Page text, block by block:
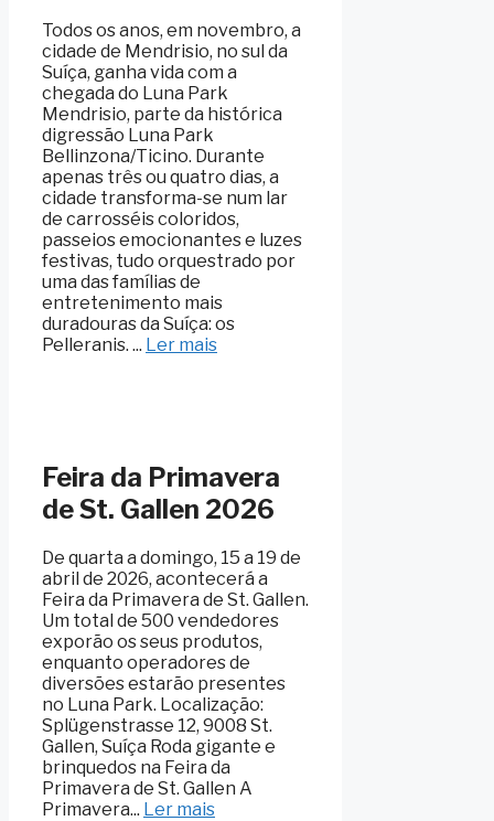
Todos os anos, em novembro, a
cidade de Mendrisio, no sul da
Suíça, ganha vida com a
chegada do Luna Park
Mendrisio, parte da histórica
digressão Luna Park
Bellinzona/Ticino. Durante
apenas três ou quatro dias, a
cidade transforma-se num lar
de carrosséis coloridos,
passeios emocionantes e luzes
festivas, tudo orquestrado por
uma das famílias de
entretenimento mais
duradouras da Suíça: os
Pelleranis. ... Ler mais
Feira da Primavera
de St. Gallen 2026
De quarta a domingo, 15 a 19 de
abril de 2026, acontecerá a
Feira da Primavera de St. Gallen.
Um total de 500 vendedores
exporão os seus produtos,
enquanto operadores de
diversões estarão presentes
no Luna Park. Localização:
Splügenstrasse 12, 9008 St.
Gallen, Suíça Roda gigante e
brinquedos na Feira da
Primavera de St. Gallen A
Primavera... Ler mais